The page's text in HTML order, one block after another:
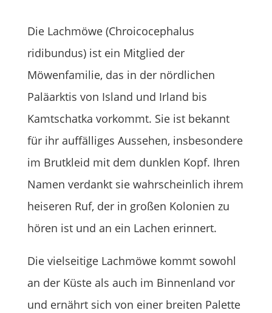
Die Lachmöwe (Chroicocephalus
ridibundus) ist ein Mitglied der
Möwenfamilie, das in der nördlichen
Paläarktis von Island und Irland bis
Kamtschatka vorkommt. Sie ist bekannt
für ihr auffälliges Aussehen, insbesondere
im Brutkleid mit dem dunklen Kopf. Ihren
Namen verdankt sie wahrscheinlich ihrem
heiseren Ruf, der in großen Kolonien zu
hören ist und an ein Lachen erinnert.
Die vielseitige Lachmöwe kommt sowohl
an der Küste als auch im Binnenland vor
und ernährt sich von einer breiten Palette